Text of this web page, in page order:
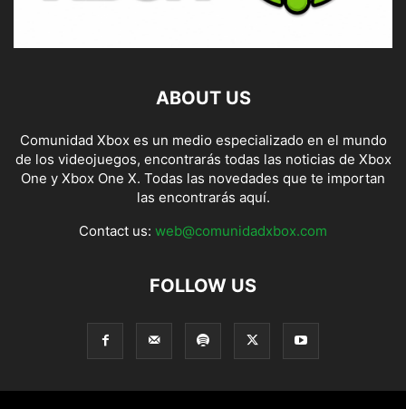
ABOUT US
Comunidad Xbox es un medio especializado en el mundo
de los videojuegos, encontrarás todas las noticias de Xbox
One y Xbox One X. Todas las novedades que te importan
las encontrarás aquí.
Contact us: web@comunidadxbox.com
FOLLOW US